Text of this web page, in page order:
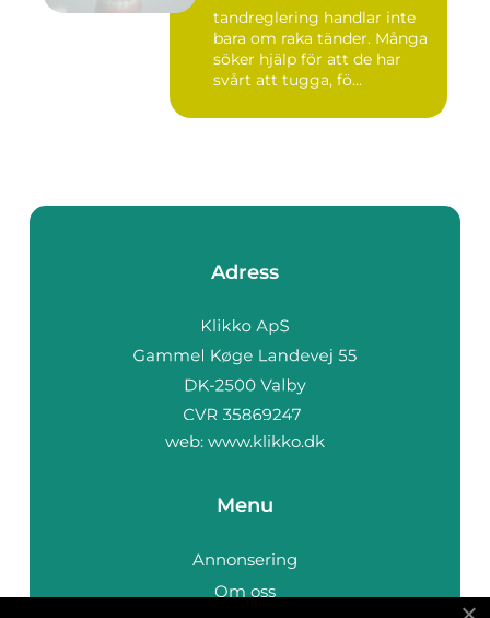
tandreglering handlar inte
bara om raka tänder. Många
söker hjälp för att de har
svårt att tugga, fö...
Adress
web: www.klikko.dk
Menu
Annonsering
Om oss